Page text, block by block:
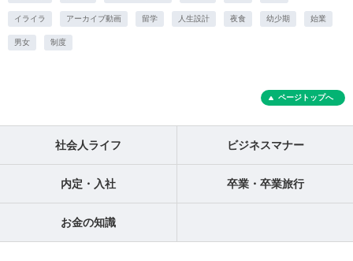
イライラ アーカイブ動画 留学 人生設計 夜食 幼少期 始業
男女 制度
ページトップへ
社会人ライフ ビジネスマナー
内定・入社 卒業・卒業旅行
お金の知識